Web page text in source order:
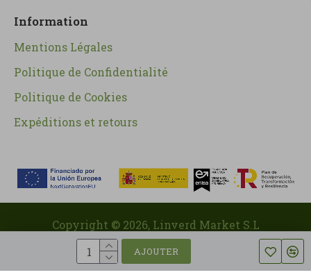
AJOUTER
Information
Mentions Légales
Politique de Confidentialité
Politique de Cookies
Expéditions et retours
Copyright © 2026, Linverd Market S.L